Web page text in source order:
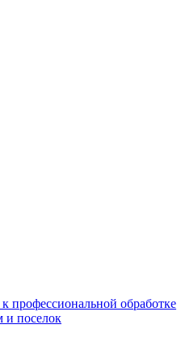
профессиональной обработке
и поселок